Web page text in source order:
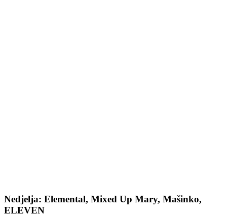
Nedjelja: Elemental, Mixed Up Mary, Mašinko,
ELEVEN